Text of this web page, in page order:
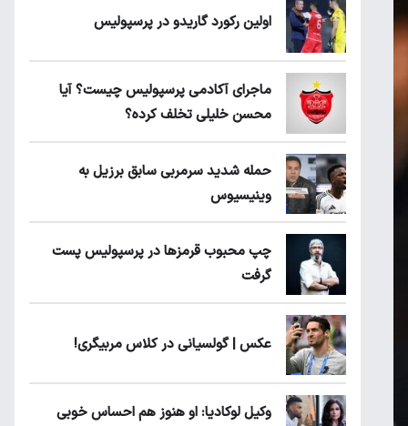
اولین رکورد گاریدو در پرسپولیس
ماجرای آکادمی پرسپولیس چیست؟ آیا
محسن خلیلی تخلف کرده؟
حمله شدید سرمربی سابق برزیل به
وینیسیوس
چپ محبوب قرمزها در پرسپولیس پست
گرفت
عکس | گولسیانی در کلاس مربیگری!
وکیل لوکادیا: او هنوز هم احساس خوبی